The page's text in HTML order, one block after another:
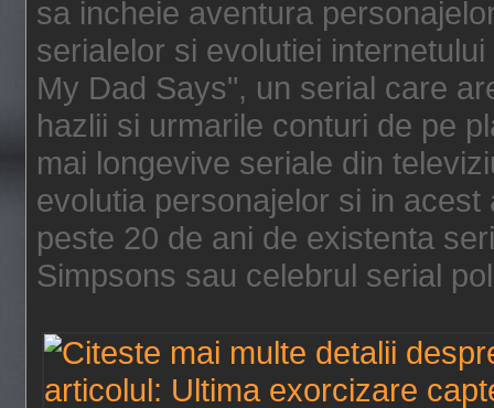
sa incheie aventura
serialelor si evolutiei
My Dad Says", un serial care
hazlii si urmarile conturi de pe
mai longevive seriale din
evolutia personajelor si in
peste 20 de ani de existenta
Simpsons sau celebrul serial